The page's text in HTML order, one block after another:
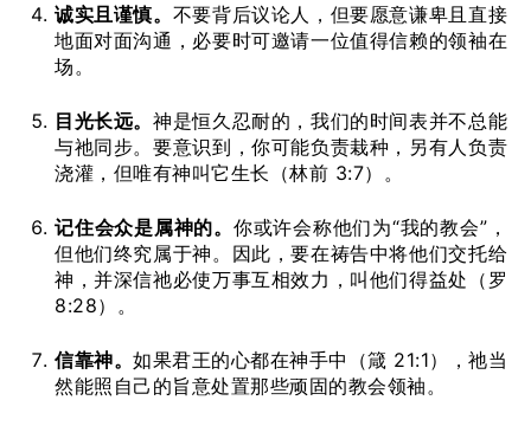
诚实且谨慎。 不要背后议论人，但要愿意谦卑且直接
地面对面沟通，必要时可邀请一位值得信赖的领袖在
场。
目光长远。神是恒久忍耐的，我们的时间表并不总能
与祂同步。要意识到，你可能负责栽种，另有人负责
浇灌，但唯有神叫它生长（林前 3:7）。
记住会众是属神的。 你或许会称他们为“我的教会”，
但他们终究属于神。因此，要在祷告中将他们交托给
神，并深信祂必使万事互相效力，叫他们得益处（罗
8:28）。
信靠神。 如果君王的心都在神手中（箴 21:1），祂当
然能照自己的旨意处置那些顽固的教会领袖。